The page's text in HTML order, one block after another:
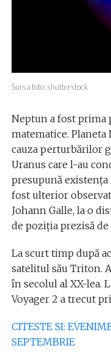
Sursa foto: shutterstock
Neptun a fost prima
matematice.
cauza perturbărilor
Uranus care l-au
presupună existența
fost ulterior
Johann Galle, la o
de poziția prezisă
La scurt timp după
satelitul său Triton.
în secolul al XX-lea.
Voyager 2 a trecut
CITESTE SI:
SEPTEMBRIE